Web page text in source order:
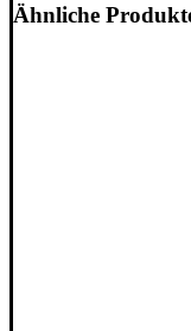
Ähnliche